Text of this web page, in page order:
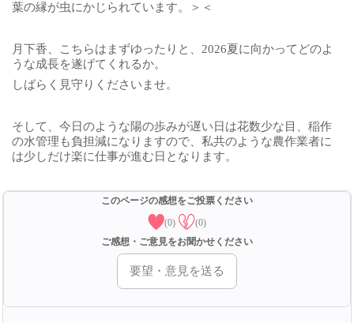
葉の縁が虫にかじられています。＞＜
月下香、こちらはまずゆったりと、2026夏に向かってどのよ
うな成長を遂げてくれるか。
しばらく見守りくださいませ。
そして、今日のような陽の歩みが遅い日は花数少な目、稲作
の水管理も負担減になりますので、私共のような農作業者に
は少しだけ楽に仕事が進む日となります。
このページの感想をご投票ください
(0)
(0)
ご感想・ご意見をお聞かせください
要望・意見を送る